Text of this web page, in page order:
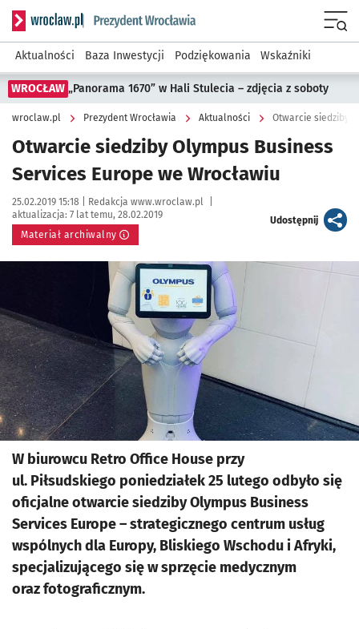
Serwis informacyjny wroclaw.pl podserwis: Prezydent
Aktualności Baza Inwestycji Podziękowania Wskaźniki
WROCŁAW „Panorama 1670” w Hali Stulecia – zdjęcia z soboty
wroclaw.pl Prezydent Wrocławia Aktualności Otwarcie siedziby
Otwarcie siedziby Olympus Business
Services Europe we Wrocławiu
Data publikacji:
25.02.2019 15:18 | Autor:
Redakcja www.wroclaw.pl
aktualizacja: 7 lat temu, 28.02.2019
Materiał archiwalny
Udostępnijartykuł
Kliknij, aby powiększyć
W biurowcu Retro Office House przy
ul. Piłsudskiego poniedziałek 25 lutego odbyło się
oficjalne otwarcie siedziby Olympus Business
Services Europe – strategicznego centrum usług
wspólnych dla Europy, Bliskiego Wschodu i Afryki,
specjalizującego się w sprzęcie medycznym
oraz fotograficznym.